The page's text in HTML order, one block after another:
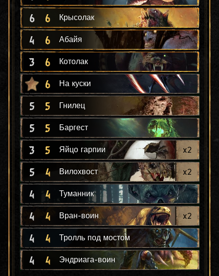
6 6 Крысолак
4 6 Абайя
3 6 Котолак
6 На куски
5 5 Гнилец
5 5 Баргест
3 5 Яйцо гарпии x2
5 4 Вилохвост x2
4 4 Туманник
4 4 Вран-воин x2
4 4 Тролль под мостом
4 4 Эндриага-воин